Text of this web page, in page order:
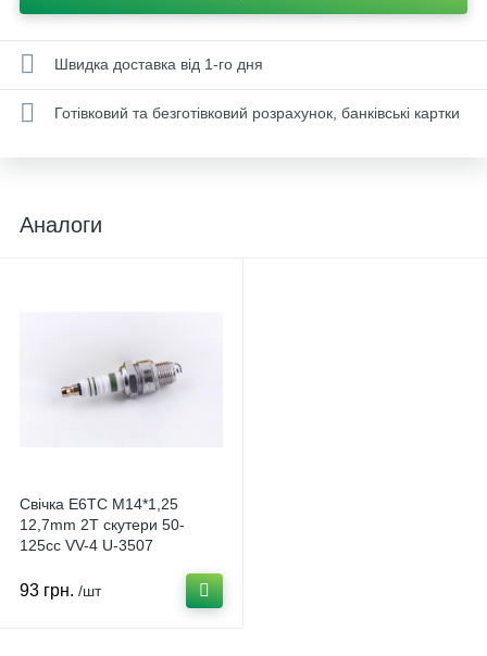
Швидка доставка від 1-го дня
Готівковий та безготівковий розрахунок, банківські картки
Аналоги
Свічка E6TC M14*1,25
12,7mm 2T скутери 50-
125сс VV-4 U-3507
93 грн. /шт